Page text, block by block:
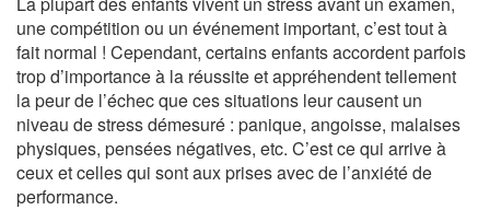
une compétition ou un événement important, c’est tout à
fait normal ! Cependant, certains enfants accordent parfois
trop d’importance à la réussite et appréhendent tellement
la peur de l’échec que ces situations leur causent un
niveau de stress démesuré : panique, angoisse, malaises
physiques, pensées négatives, etc. C’est ce qui arrive à
ceux et celles qui sont aux prises avec de l’anxiété de
performance.